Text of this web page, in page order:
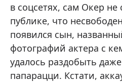
в соцсетях, сам Окер
публике, что
появился сын,
фотографий актера с
удалось раздобыть
папарацци. Кстати,